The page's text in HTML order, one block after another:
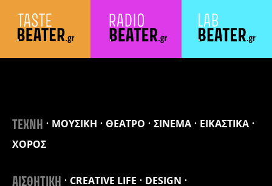
ΤΕΧΝΗ ΜΟΥΣΙΚΗ ΘΕΑΤΡΟ ΣΙΝΕΜΑ
ΕΙΚΑΣΤΙΚΑ
ΧΟΡΟΣ
ΑΙΣΘΗΤΙΚΗ CREATIVE LIFE
DESIGN